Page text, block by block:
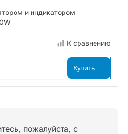
и индикатором
К сравнению
Купить
пожалуйста, с